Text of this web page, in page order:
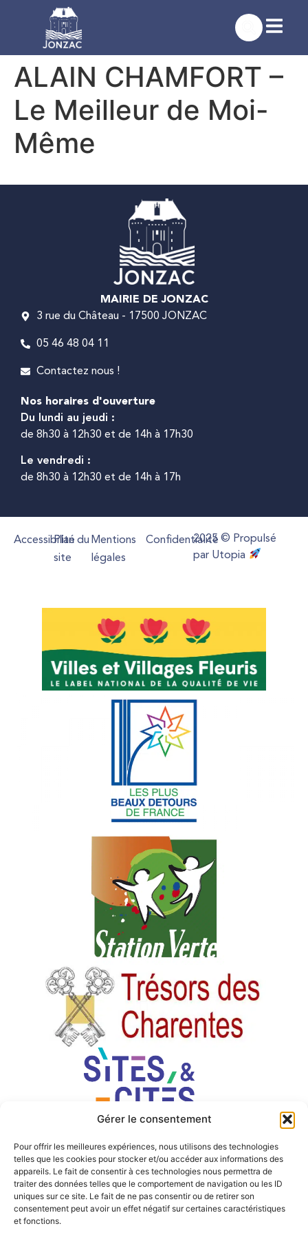
Gérer le consentement
Pour offrir les meilleures expériences, nous utilisons des technologies
telles que les cookies pour stocker et/ou accéder aux informations des
appareils. Le fait de consentir à ces technologies nous permettra de
traiter des données telles que le comportement de navigation ou les ID
uniques sur ce site. Le fait de ne pas consentir ou de retirer son
consentement peut avoir un effet négatif sur certaines caractéristiques
et fonctions.
ALAIN CHAMFORT –
Le Meilleur de Moi-
Même
MAIRIE DE JONZAC
3 rue du Château - 17500 JONZAC
05 46 48 04 11
Contactez nous !
Nos horaires d'ouverture
Du lundi au jeudi :
de 8h30 à 12h30 et de 14h à 17h30
Le vendredi :
de 8h30 à 12h30 et de 14h à 17h
Accessibilité
Plan du
site
Mentions
légales
Confidentialité2025 © Propulsé
par Utopia